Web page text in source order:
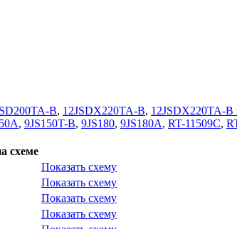
B, 12JSDX220TA-B, 12JSDX220TA-B
, 9JS150T-B, 9JS180, 9JS180A, RT-11509C,
схеме
Показать схему
Показать схему
Показать схему
Показать схему